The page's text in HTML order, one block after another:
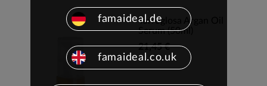
Torroglosa Argan Oil
Serum (50ml)
21,45 €
famaideal.de
famaideal.co.uk